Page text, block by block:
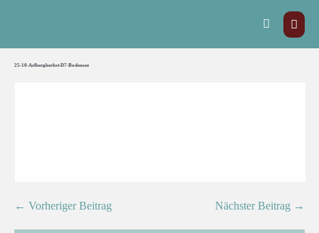
25-10-Arlbergherbst-D7-Bodensee
← Vorheriger Beitrag Nächster Beitrag →